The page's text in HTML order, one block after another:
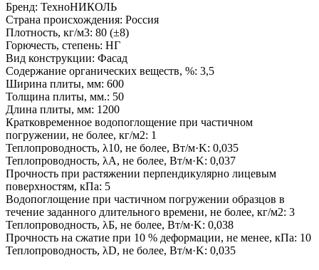
Бренд: ТехноНИКОЛЬ
Страна происхождения: Россия
Плотность, кг/м3: 80 (±8)
Горючесть, степень: НГ
Вид конструкции: Фасад
Содержание органических веществ, %: 3,5
Ширина плиты, мм: 600
Толщина плиты, мм.: 50
Длина плиты, мм: 1200
Кратковременное водопоглощение при частичном
погружении, не более, кг/м2: 1
Теплопроводность, λ10, не более, Вт/м·K: 0,035
Теплопроводность, λA, не более, Вт/м·K: 0,037
Прочность при растяжении перпендикулярно лицевым
поверхностям, кПа: 5
Водопоглощение при частичном погружении образцов в
течение заданного длительного времени, не более, кг/м2: 3
Теплопроводность, λБ, не более, Вт/м·K: 0,038
Прочность на сжатие при 10 % деформации, не менее, кПа: 10
Теплопроводность, λD, не более, Вт/м·K: 0,035